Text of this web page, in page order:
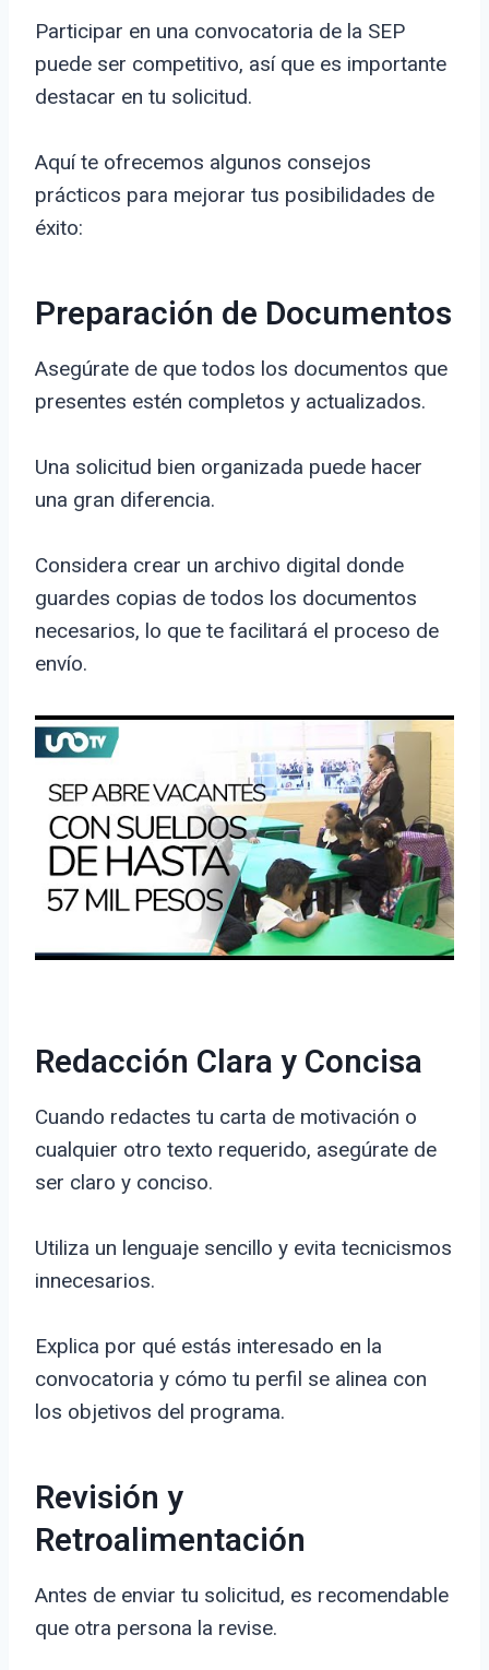
Participar en una convocatoria de la SEP
puede ser competitivo, así que es importante
destacar en tu solicitud.
Aquí te ofrecemos algunos consejos
prácticos para mejorar tus posibilidades de
éxito:
Preparación de Documentos
Asegúrate de que todos los documentos que
presentes estén completos y actualizados.
Una solicitud bien organizada puede hacer
una gran diferencia.
Considera crear un archivo digital donde
guardes copias de todos los documentos
necesarios, lo que te facilitará el proceso de
envío.
Redacción Clara y Concisa
Cuando redactes tu carta de motivación o
cualquier otro texto requerido, asegúrate de
ser claro y conciso.
Utiliza un lenguaje sencillo y evita tecnicismos
innecesarios.
Explica por qué estás interesado en la
convocatoria y cómo tu perfil se alinea con
los objetivos del programa.
Revisión y
Retroalimentación
Antes de enviar tu solicitud, es recomendable
que otra persona la revise.